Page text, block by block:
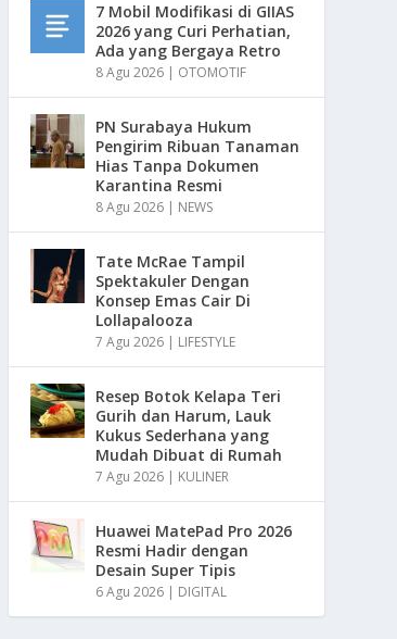
7 Mobil Modifikasi di GIIAS
2026 yang Curi Perhatian,
Ada yang Bergaya Retro
8 Agu 2026 | OTOMOTIF
PN Surabaya Hukum
Pengirim Ribuan Tanaman
Hias Tanpa Dokumen
Karantina Resmi
8 Agu 2026 | NEWS
Tate McRae Tampil
Spektakuler Dengan
Konsep Emas Cair Di
Lollapalooza
7 Agu 2026 | LIFESTYLE
Resep Botok Kelapa Teri
Gurih dan Harum, Lauk
Kukus Sederhana yang
Mudah Dibuat di Rumah
7 Agu 2026 | KULINER
Huawei MatePad Pro 2026
Resmi Hadir dengan
Desain Super Tipis
6 Agu 2026 | DIGITAL